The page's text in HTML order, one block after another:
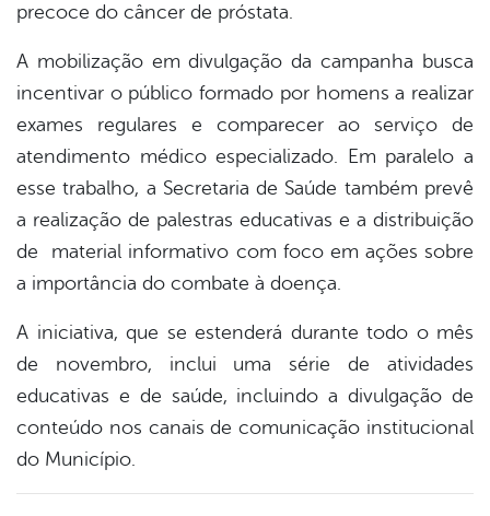
precoce do câncer de próstata.
A mobilização em divulgação da campanha busca
incentivar o público formado por homens a realizar
exames regulares e comparecer ao serviço de
atendimento médico especializado. Em paralelo a
esse trabalho, a Secretaria de Saúde também prevê
a realização de palestras educativas e a distribuição
de material informativo com foco em ações sobre
a importância do combate à doença.
A iniciativa, que se estenderá durante todo o mês
de novembro, inclui uma série de atividades
educativas e de saúde, incluindo a divulgação de
conteúdo nos canais de comunicação institucional
do Município.